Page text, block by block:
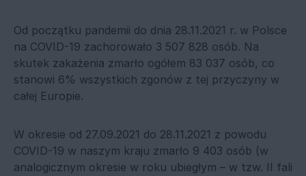
Od początku pandemii do dnia 28.11.2021 r. w Polsce
na COVID-19 zachorowało 3 507 828 osób. Na
skutek zakażenia zmarło ogółem 83 037 osób, co
stanowi 6% wszystkich zgonów z tej przyczyny w
całej Europie.
W okresie od 27.09.2021 do 28.11.2021 z powodu
COVID-19 w naszym kraju zmarło 9 403 osób (w
analogicznym okresie w roku ubiegłym – w tzw. II fali